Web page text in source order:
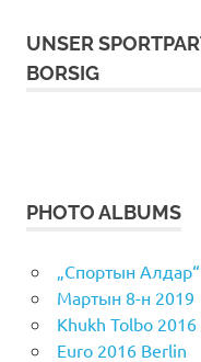
UNSER
BORSIG
PHOTO ALBUMS
„Спортын
Мартын 8-н 2019
Khukh Tolbo 2016
Euro 2016 Berlin